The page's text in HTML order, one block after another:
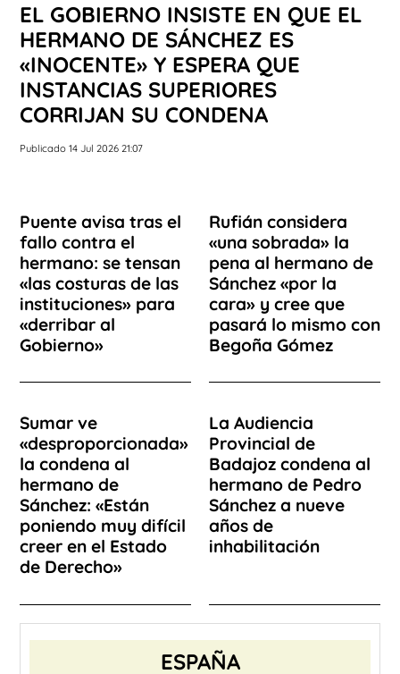
EL GOBIERNO INSISTE EN QUE EL
HERMANO DE SÁNCHEZ ES
«INOCENTE» Y ESPERA QUE
INSTANCIAS SUPERIORES
CORRIJAN SU CONDENA
Publicado 14 Jul 2026 21:07
Puente avisa tras el
fallo contra el
hermano: se tensan
«las costuras de las
instituciones» para
«derribar al
Gobierno»
Rufián considera
«una sobrada» la
pena al hermano de
Sánchez «por la
cara» y cree que
pasará lo mismo con
Begoña Gómez
Sumar ve
«desproporcionada»
la condena al
hermano de
Sánchez: «Están
poniendo muy difícil
creer en el Estado
de Derecho»
La Audiencia
Provincial de
Badajoz condena al
hermano de Pedro
Sánchez a nueve
años de
inhabilitación
ESPAÑA